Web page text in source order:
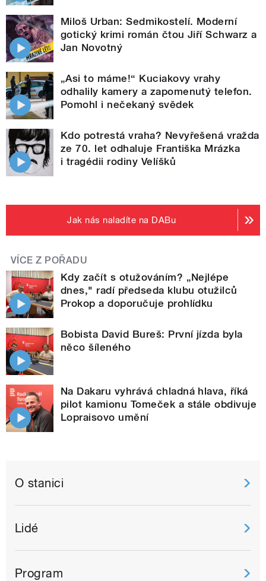
Miloš Urban: Sedmikostelí. Moderní
gotický krimi román čtou Jiří Schwarz a
Jan Novotný
„Asi to máme!“ Kuciakovy vrahy
odhalily kamery a zapomenutý telefon.
Pomohl i nečekaný svědek
Kdo potrestá vraha? Nevyřešená vražda
ze 70. let odhaluje Františka Mrázka
i tragédii rodiny Velíšků
Jak nás naladíte na DABu
VÍCE Z POŘADU
Kdy začít s otužováním? „Nejlépe
dnes," radí předseda klubu otužilců
Prokop a doporučuje prohlídku
Bobista David Bureš: První jízda byla
něco šíleného
Na Dakaru vyhrává chladná hlava, říká
pilot kamionu Tomeček a stále obdivuje
Lopraisovo umění
O stanici
Lidé
Program